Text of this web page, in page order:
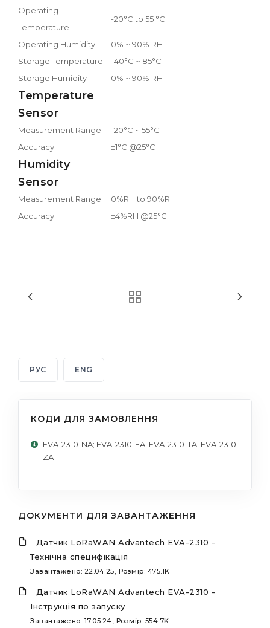
Operating
Temperature
-20°C to 55 °C
Operating Humidity
0% ~ 90% RH
Storage Temperature
-40°C ~ 85°C
Storage Humidity
0% ~ 90% RH
Temperature
Sensor
Measurement Range
-20°C ~ 55°C
Accuracy
±1°C @25°C
Humidity
Sensor
Measurement Range
0%RH to 90%RH
Accuracy
±4%RH @25°C
РУС ENG
КОДИ ДЛЯ ЗАМОВЛЕННЯ
EVA-2310-NA; EVA-2310-EA; EVA-2310-TA; EVA-2310-
ZA
ДОКУМЕНТИ ДЛЯ ЗАВАНТАЖЕННЯ
Датчик LoRaWAN Advantech EVA-2310 -
Технічна специфікація
Завантажено: 22.04.25, Розмір: 475.1K
Датчик LoRaWAN Advantech EVA-2310 -
Інструкція по запуску
Завантажено: 17.05.24, Розмір: 554.7K